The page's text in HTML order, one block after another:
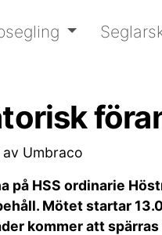
Umbraco
på HSS ordinarie
Mötet startar
kommer att